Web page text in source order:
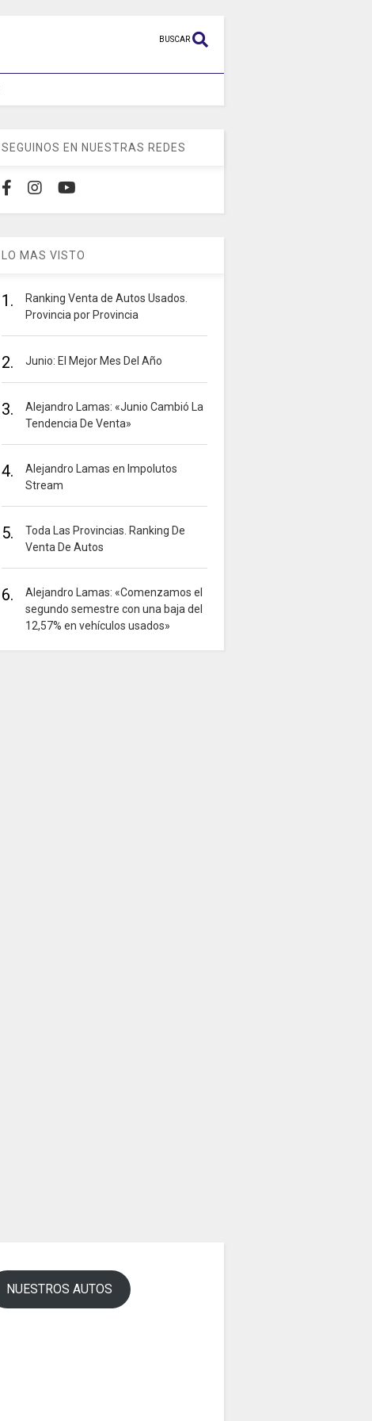
BUSCAR
SEGUINOS EN NUESTRAS REDES
LO MAS VISTO
1.
Ranking Venta de Autos Usados.
Provincia por Provincia
2. Junio: El Mejor Mes Del Año
3.
Alejandro Lamas: «Junio Cambió La
Tendencia De Venta»
4.
Alejandro Lamas en Impolutos
Stream
5.
Toda Las Provincias. Ranking De
Venta De Autos
6.
Alejandro Lamas: «Comenzamos el
segundo semestre con una baja del
12,57% en vehículos usados»
NUESTROS AUTOS